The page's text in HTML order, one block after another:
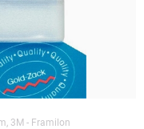
3M - Framilon